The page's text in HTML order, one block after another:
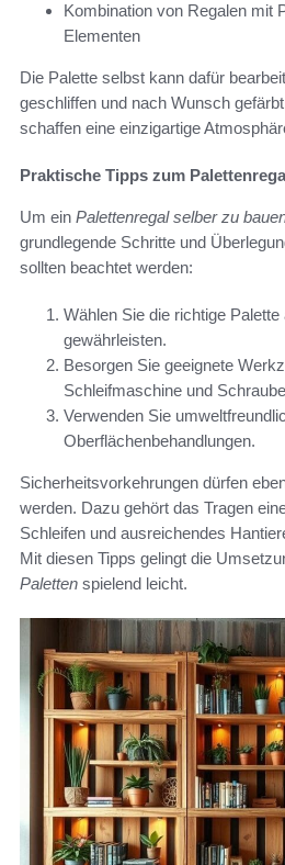
Kombination von Regalen mit
Elementen
Die Palette selbst kann dafür
geschliffen und nach Wunsch
schaffen eine einzigartige
Praktische Tipps zum
Um ein Palettenregal selber zu
grundlegende Schritte und
sollten beachtet werden:
Wählen Sie die richtige
gewährleisten.
Besorgen Sie geeignete
Schleifmaschine und
Verwenden Sie
Oberflächenbehandlungen.
Sicherheitsvorkehrungen dürfen
werden. Dazu gehört das Tragen
Schleifen und ausreichendes
Mit diesen Tipps gelingt die
Paletten spielend leicht.